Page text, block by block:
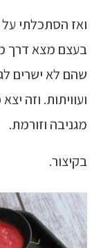
ואז הסתכלתי על
בעצם מצא דרך
שהם לא ישרים
ועוויתות. וזה
מגניבה וזורמת.
בקיצור.